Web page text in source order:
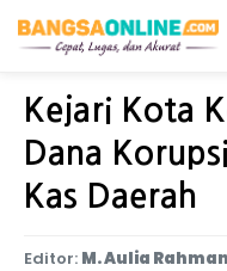
Home Jawa Timur
Kejari Kota
Dana
Kas Daerah
Editor: M. Aulia Rahman